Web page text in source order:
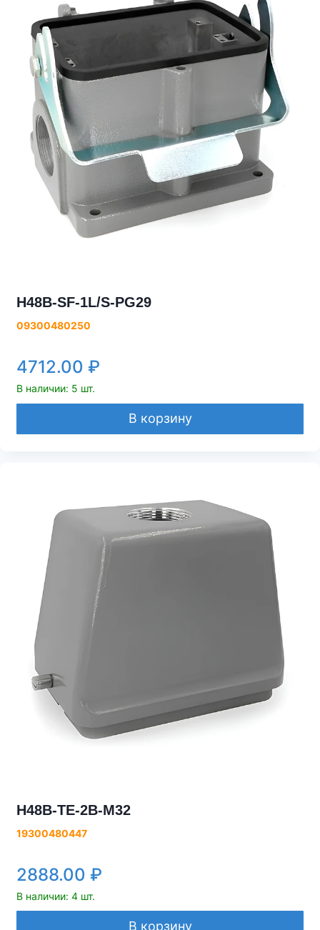
H48B-SF-1L/S-PG29
09300480250
4712.00 ₽
В наличии: 5 шт.
В корзину
H48B-TE-2B-M32
19300480447
2888.00 ₽
В наличии: 4 шт.
В корзину